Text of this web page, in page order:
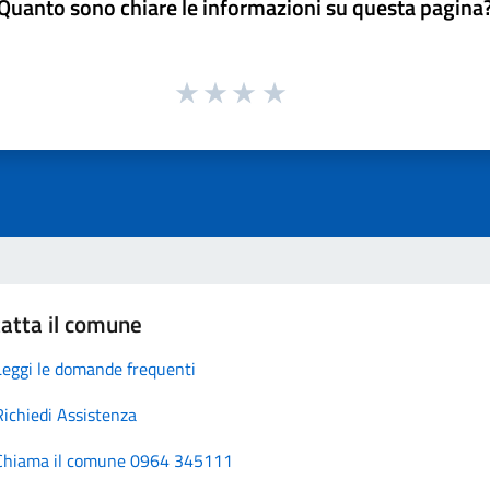
sono chiare le informazioni su questa
il comune
le domande frequenti
Assistenza
il comune 0964 345111